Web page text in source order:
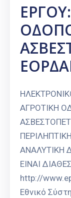
ΑΓΡΟΤΙΚΗ
ΑΝΑΛΥΤΙΚΗ
ΕΙΝΑΙ
http://
Εθνικό